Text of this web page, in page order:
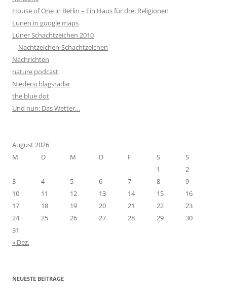
House of One in Berlin – Ein Haus für drei Religionen
Lünen in google maps
Lüner Schachtzeichen 2010
Nachtzeichen-Schachtzeichen
Nachrichten
nature podcast
Niederschlagsradar
the blue dot
Und nun: Das Wetter…
August 2026
M
D M D F S
S
1
2
3
4 5 6 7 8
9
10
11 12 13 14 15
16
17
18 19 20 21 22
23
24
25 26 27 28 29
30
31
« Dez.
NEUESTE BEITRÄGE